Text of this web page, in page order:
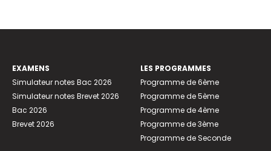
EXAMENS
Simulateur notes Bac 2026
Simulateur notes Brevet 2026
Bac 2026
Brevet 2026
LES PROGRAMMES
Programme de 6ème
Programme de 5ème
Programme de 4ème
Programme de 3ème
Programme de Seconde